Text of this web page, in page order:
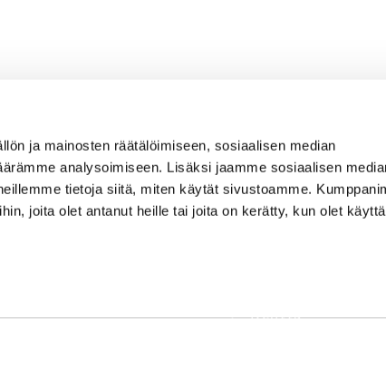
ja mainosten räätälöimiseen, sosiaalisen median
analysoimiseen. Lisäksi jaamme sosiaalisen
tietoja siitä, miten käytät sivustoamme.
joita olet antanut heille tai joita on kerätty, kun olet
Kenttä